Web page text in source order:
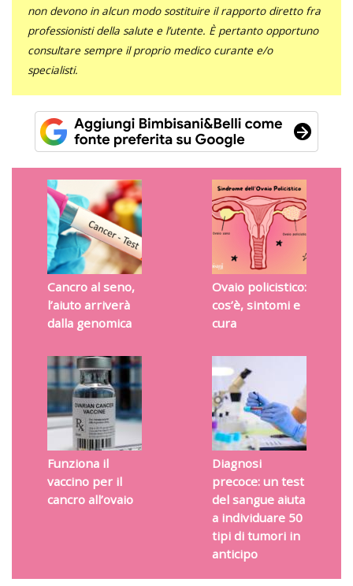
non devono in alcun modo sostituire il rapporto diretto fra
professionisti della salute e l’utente. È pertanto opportuno
consultare sempre il proprio medico curante e/o
specialisti.
Cancro al seno,
l’aiuto arriverà
dalla genomica
Ovaio policistico:
cos’è, sintomi e
cura
Funziona il
vaccino per il
cancro all’ovaio
Diagnosi
precoce: un test
del sangue aiuta
a individuare 50
tipi di tumori in
anticipo